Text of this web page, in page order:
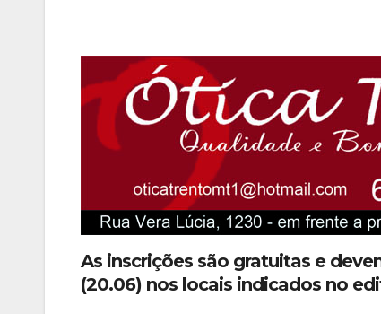
As inscrições são gratuitas e
(20.06) nos locais indicados no